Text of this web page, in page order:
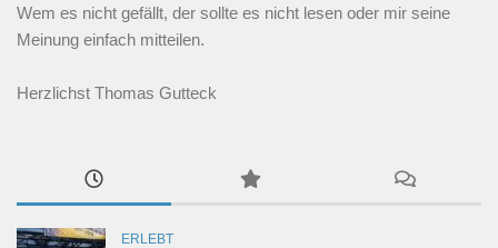
Wem es nicht gefällt, der sollte es nicht lesen oder mir seine
Meinung einfach mitteilen.
Herzlichst Thomas Gutteck
ERLEBT